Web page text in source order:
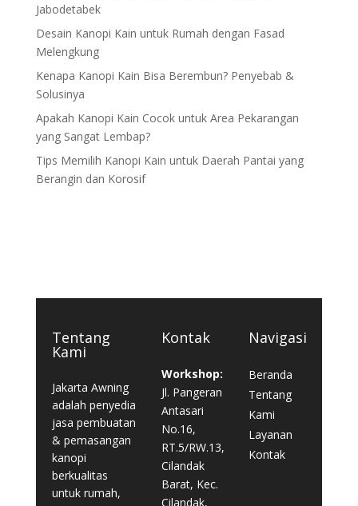
Jabodetabek
Desain Kanopi Kain untuk Rumah dengan Fasad
Melengkung
Kenapa Kanopi Kain Bisa Berembun? Penyebab &
Solusinya
Apakah Kanopi Kain Cocok untuk Area Pekarangan
yang Sangat Lembap?
Tips Memilih Kanopi Kain untuk Daerah Pantai yang
Berangin dan Korosif
Tentang
Kami
Jakarta Awning
adalah penyedia
jasa pembuatan
& pemasangan
kanopi
berkualitas
untuk rumah,
Kontak
Workshop:
Jl. Pangeran
Antasari
No.16,
RT.5/RW.13,
Cilandak
Barat, Kec.
Cilandak,
Navigasi
Beranda
Tentang
Kami
Layanan
Kontak